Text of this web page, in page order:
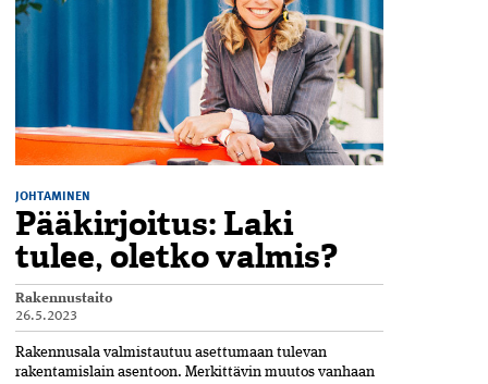
JOHTAMINEN
Pääkirjoitus: Laki
tulee, oletko valmis?
Rakennustaito
26.5.2023
Rakennusala valmistautuu asettumaan tule­van
rakentamislain asentoon. Merkittävin muutos vanhaan